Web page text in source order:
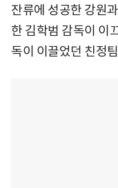
잔류에 성공한 강원
한 김학범 감독이 이
독이 이끌었던 친정